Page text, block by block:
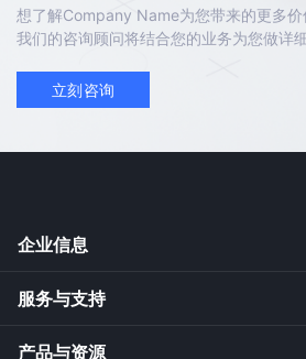
想了解Company Name为您带来的更多
我们的咨询顾问将结合您的业务为您做详
立刻咨询
企业信息
服务与支持
产品与资源